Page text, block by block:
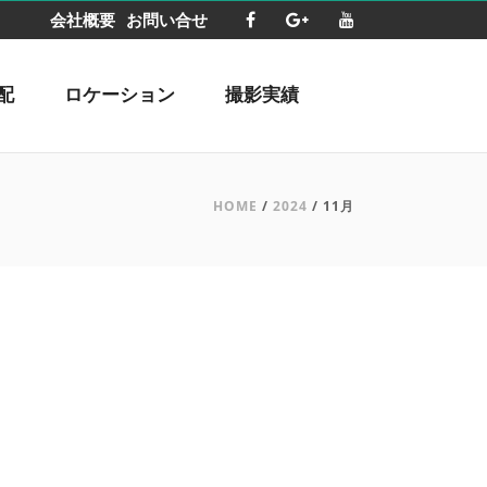
会社概要 お問い合せ
ロケーション 撮影実績
HOME / 2024 / 11月